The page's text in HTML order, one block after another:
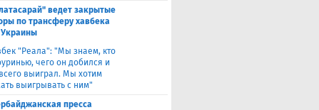
ведет закрытые
по трансферу хавбека
"Реала": "Мы знаем, кто
чего он добился и
выиграл. Мы хотим
выигрывать с ним"
пресса